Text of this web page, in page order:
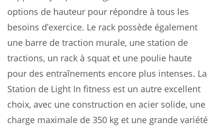
options de hauteur pour répondre à tous les
besoins d’exercice. Le rack possède également
une barre de traction murale, une station de
tractions, un rack à squat et une poulie haute
pour des entraînements encore plus intenses. La
Station de Light In fitness est un autre excellent
choix, avec une construction en acier solide, une
charge maximale de 350 kg et une grande variété